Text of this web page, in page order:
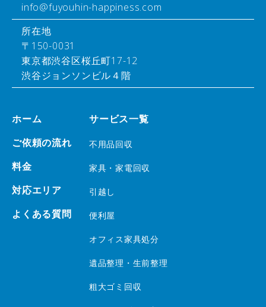
info@fuyouhin-happiness.com
所在地
〒150-0031
東京都渋谷区桜丘町17-12
渋谷ジョンソンビル４階
ホーム
ご依頼の流れ
料金
対応エリア
よくある質問
サービス一覧
不用品回収
家具・家電回収
引越し
便利屋
オフィス家具処分
遺品整理・生前整理
粗大ゴミ回収